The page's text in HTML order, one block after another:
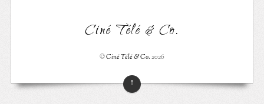
Ciné Télé & Co.
©Ciné Télé & Co.2026
↑